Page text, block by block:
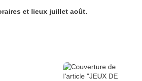
Marche nordique ! Horaires et lieux juillet août.